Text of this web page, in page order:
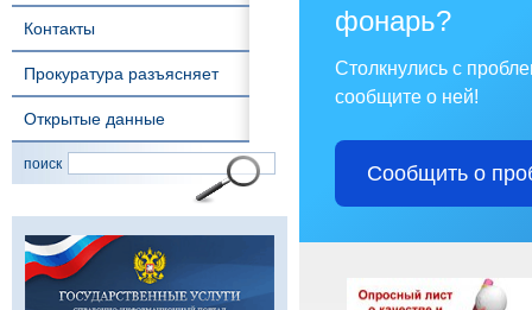
Контакты
Прокуратура разъясняет
Открытые данные
поиск
фонарь?
Столкнулись с
сообщите о ней!
Сообщить о